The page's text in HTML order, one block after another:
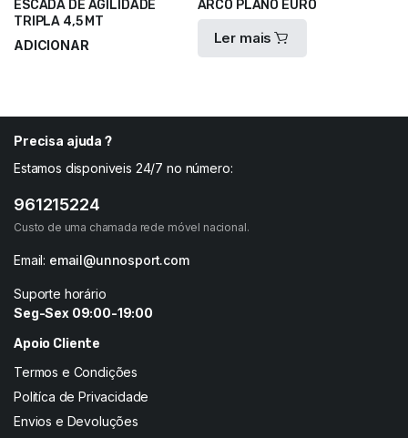
ESCADA DE AGILIDADE
TRIPLA 4,5 MT
ADICIONAR
ARCO PLANO EURO
Ler mais
Precisa ajuda ?
Estamos disponiveis 24/7 no número:
961215224
Custo de uma chamada rede móvel nacional.
Email: email@unnosport.com
Suporte horário
Seg-Sex 09:00-19:00
Apoio Cliente
Termos e Condições
Politíca de Privacidade
Envios e Devoluções